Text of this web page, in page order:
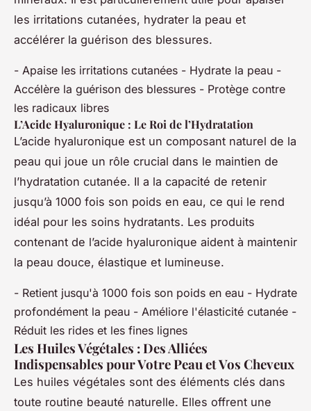
les irritations cutanées, hydrater la peau et
accélérer la guérison des blessures.
- Apaise les irritations cutanées - Hydrate la peau -
Accélère la guérison des blessures - Protège contre
les radicaux libres
L’Acide Hyaluronique : Le Roi de l’Hydratation
L’acide hyaluronique est un composant naturel de la
peau qui joue un rôle crucial dans le maintien de
l’hydratation cutanée. Il a la capacité de retenir
jusqu’à 1000 fois son poids en eau, ce qui le rend
idéal pour les soins hydratants. Les produits
contenant de l’acide hyaluronique aident à maintenir
la peau douce, élastique et lumineuse.
- Retient jusqu'à 1000 fois son poids en eau - Hydrate
profondément la peau - Améliore l'élasticité cutanée -
Réduit les rides et les fines lignes
Les Huiles Végétales : Des Alliées
Indispensables pour Votre Peau et Vos Cheveux
Les huiles végétales sont des éléments clés dans
toute routine beauté naturelle. Elles offrent une